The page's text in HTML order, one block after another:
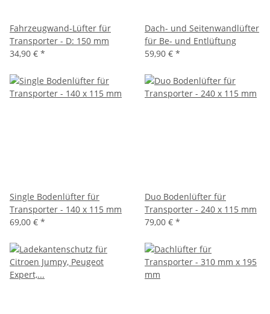
Fahrzeugwand-Lüfter für
Transporter - D: 150 mm
34,90 € *
Dach- und Seitenwandlüfter
für Be- und Entlüftung
59,90 € *
Single Bodenlüfter für
Transporter - 140 x 115 mm
69,00 € *
Duo Bodenlüfter für
Transporter - 240 x 115 mm
79,00 € *